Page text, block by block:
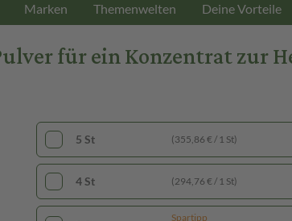
Marken Themenwelten Deine Vorteile
für ein Konzentrat zur
5 St (355,86 € / 1 St)
4 St (294,76 € / 1 St)
Spartipp